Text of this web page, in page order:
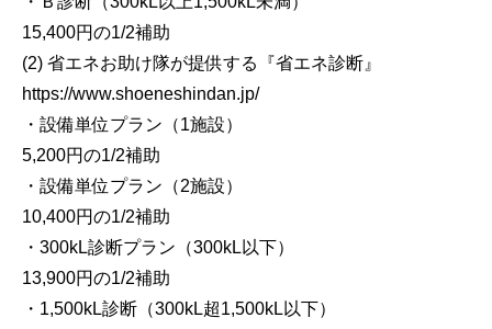
15,400円の1/2補助
(2) 省エネお助け隊が提供する『省エネ診断』
https://www.shoeneshindan.jp/
・設備単位プラン（1施設）
5,200円の1/2補助
・設備単位プラン（2施設）
10,400円の1/2補助
・300kL診断プラン（300kL以下）
13,900円の1/2補助
・1,500kL診断（300kL超1,500kL以下）